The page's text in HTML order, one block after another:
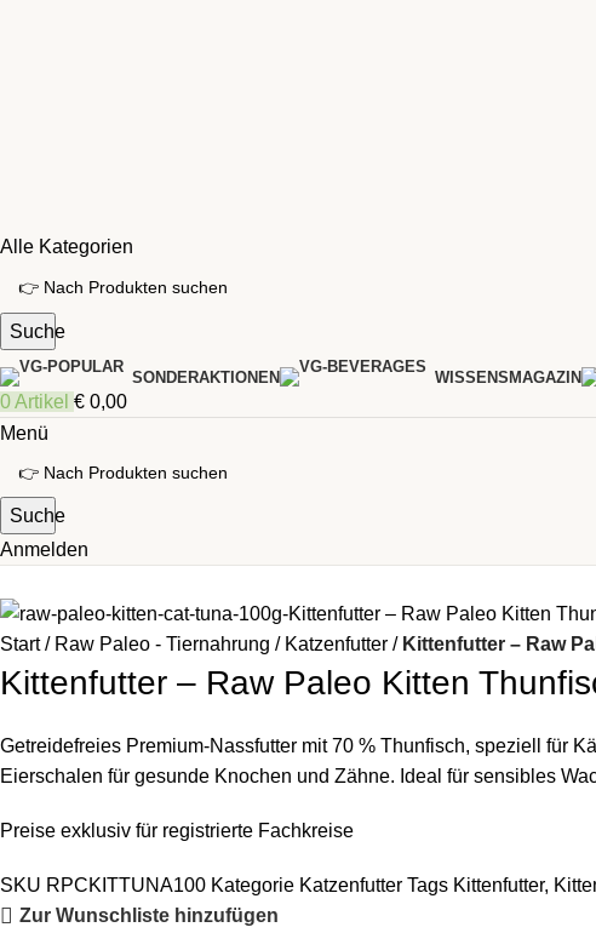
Alle Kategorien
Suche
SONDERAKTIONEN WISSENSMAGAZIN
0Artikel € 0,00
Menü
Suche
Anmelden
Start Raw Paleo - Tiernahrung Katzenfutter Kittenfutter – Raw
Kittenfutter – Raw Paleo Kitten
Getreidefreies Premium-Nassfutter mit 70 % Thunfisch, speziell für
Eierschalen für gesunde Knochen und Zähne. Ideal für sensibles
Preise exklusiv für registrierte Fachkreise
SKU RPCKITTUNA100 Kategorie Katzenfutter Tags Kittenfutter,
Zur Wunschliste hinzufügen